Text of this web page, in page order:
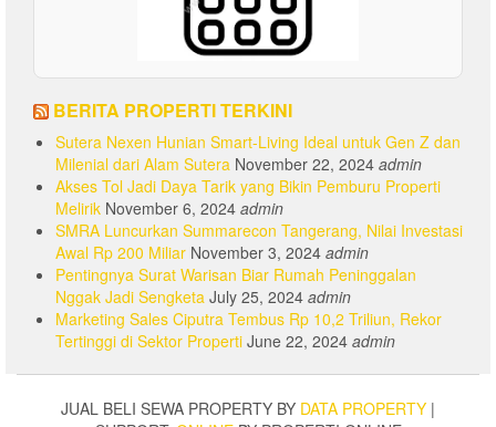
BERITA PROPERTI TERKINI
Sutera Nexen Hunian Smart-Living Ideal untuk Gen Z dan
Milenial dari Alam Sutera November 22, 2024 admin
Akses Tol Jadi Daya Tarik yang Bikin Pemburu Properti
Melirik November 6, 2024 admin
SMRA Luncurkan Summarecon Tangerang, Nilai Investasi
Awal Rp 200 Miliar November 3, 2024 admin
Pentingnya Surat Warisan Biar Rumah Peninggalan
Nggak Jadi Sengketa July 25, 2024 admin
Marketing Sales Ciputra Tembus Rp 10,2 Triliun, Rekor
Tertinggi di Sektor Properti June 22, 2024 admin
JUAL BELI SEWA PROPERTY BY DATA PROPERTY |